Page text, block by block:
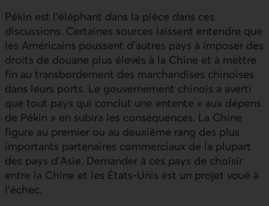
Pékin est l’éléphant dans la pièce dans ces
discussions. Certaines sources laissent entendre que
les Américains poussent d’autres pays à imposer des
droits de douane plus élevés à la Chine et à mettre
fin au transbordement des marchandises chinoises
dans leurs ports. Le gouvernement chinois a averti
que tout pays qui conclut une entente « aux dépens
de Pékin » en subira les conséquences. La Chine
figure au premier ou au deuxième rang des plus
importants partenaires commerciaux de la plupart
des pays d’Asie. Demander à ces pays de choisir
entre la Chine et les États-Unis est un projet voué à
l’échec.